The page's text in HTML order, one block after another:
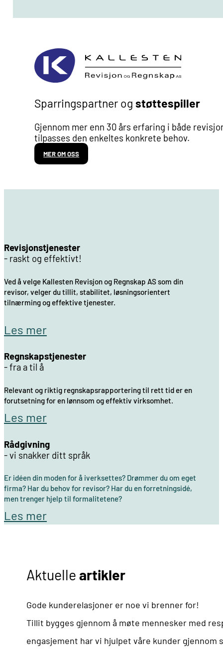
Sparringspartner ogstøttespiller
Gjennom mer enn 30 års erfaring i både
tilpasses den enkeltes konkrete behov.
MER OM OSS
Revisjonstjenester
- raskt og effektivt!
Ved å velge Kallesten Revisjon og Regnskap AS som din
revisor, velger du tillit, stabilitet, løsningsorientert
tilnærming og effektive tjenester.
Les mer
Regnskapstjenester
- fra a til å
Relevant og riktig regnskapsrapportering til rett tid er en
forutsetning for en lønnsom og effektiv virksomhet.
Les mer
Rådgivning
- vi snakker ditt språk
Er idéen din moden for å iverksettes? Drømmer du om eget
firma? Har du behov for revisor? Har du en forretningsidé,
men trenger hjelp til formalitetene?
Les mer
Aktuelleartikler
Gode kunderelasjoner er noe vi brenner for!
Tillit bygges gjennom å møte mennesker med
engasjement har vi hjulpet våre kunder